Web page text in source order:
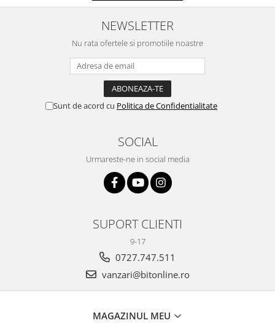
NEWSLETTER
Nu rata ofertele si promotiile noastre
Sunt de acord cu Politica de Confidentialitate
SOCIAL
Urmareste-ne in social media
SUPORT CLIENTI
9-17
0727.747.511
vanzari@bitonline.ro
MAGAZINUL MEU